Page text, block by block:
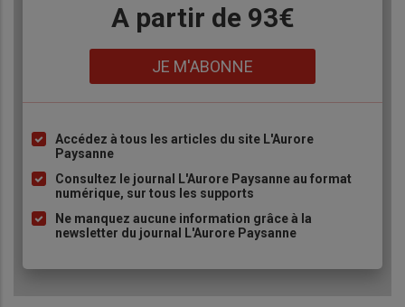
A partir de 93€
JE M'ABONNE
Liste
puce
Accédez à tous les articles du site L'Aurore
Paysanne
Consultez le journal L'Aurore Paysanne au format
numérique, sur tous les supports
Ne manquez aucune information grâce à la
newsletter du journal L'Aurore Paysanne